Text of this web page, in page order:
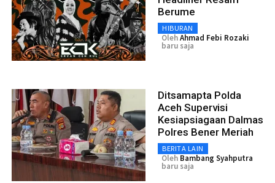
Berume
HIBURAN
OlehAhmad Febi Rozaki
baru saja
Ditsamapta Polda
Aceh Supervisi
Kesiapsiagaan Dalmas
Polres Bener Meriah
BERITA LAIN
Oleh Bambang Syahputra
baru saja